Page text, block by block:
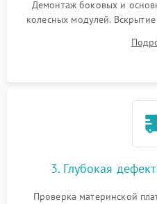
Демонтаж боковых и
колесных модулей.
очистка внутренних
скопившейся пыли,
3. Глубокая
Проверка материнской